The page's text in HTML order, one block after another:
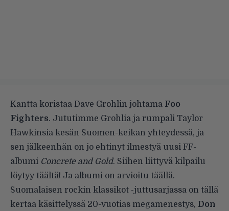
Kantta koristaa Dave Grohlin johtama Foo
Fighters. Jututimme Grohlia ja rumpali Taylor
Hawkinsia kesän Suomen-keikan yhteydessä, ja
sen jälkeenhän on jo ehtinyt ilmestyä uusi FF-
albumi Concrete and Gold. Siihen liittyvä kilpailu
löytyy täältä! Ja albumi on arvioitu täällä.
Suomalaisen rockin klassikot -juttusarjassa on tällä
kertaa käsittelyssä 20-vuotias megamenestys, Don